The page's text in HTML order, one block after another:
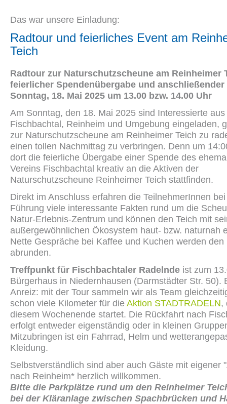
Das war unsere Einladung:
Radtour und feierliches Event am
Teich
Radtour zur Naturschutzscheune am Reinheimer
feierlicher Spendenübergabe und
Sonntag, 18. Mai 2025 um 13.00 bzw. 14.00 Uhr
Am Sonntag, den 18. Mai 2025 sind Interessierte aus
Fischbachtal, Reinheim und Umgebung eingeladen,
zur Naturschutzscheune am Reinheimer Teich zu
einen tollen Nachmittag zu verbringen. Denn um
dort die feierliche Übergabe einer Spende des
Vereins Fischbachtal kreativ an die Aktiven der
Naturschutzscheune Reinheimer Teich stattfinden.
Direkt im Anschluss erfahren die TeilnehmerInnen
Führung viele interessante Fakten rund um die
Natur-Erlebnis-Zentrum und können den Teich mit
außergewöhnlichen Ökosystem haut- bzw. naturnah
Nette Gespräche bei Kaffee und Kuchen werden den
abrunden.
Treffpunkt für Fischbachtaler Radelnde ist zum
Bürgerhaus in Niedernhausen (Darmstädter Str. 50).
Anreiz: mit der Tour sammeln wir als Team
schon viele Kilometer für die Aktion STADTRADELN,
diesem Wochenende startet. Die Rückfahrt nach
erfolgt entweder eigenständig oder in kleinen
Mitzubringen ist ein Fahrrad, Helm und
Kleidung.
Selbstverständlich sind aber auch Gäste mit eigener
nach Reinheim* herzlich willkommen.
Bitte die Parkplätze rund um den Reinheimer
bei der Kläranlage zwischen Spachbrücken und